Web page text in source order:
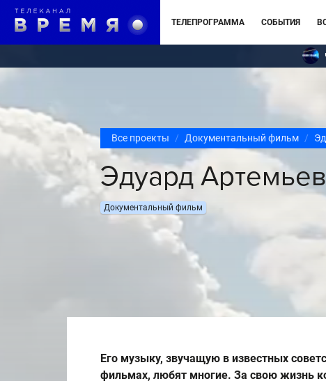
ТЕЛЕПРОГРАММА СОБЫТИЯ
Все проекты Документальный фильм
Эдуард
Документальный фильм
Его музыку, звучащую в известных
фильмах, любят многие. За свою жизнь